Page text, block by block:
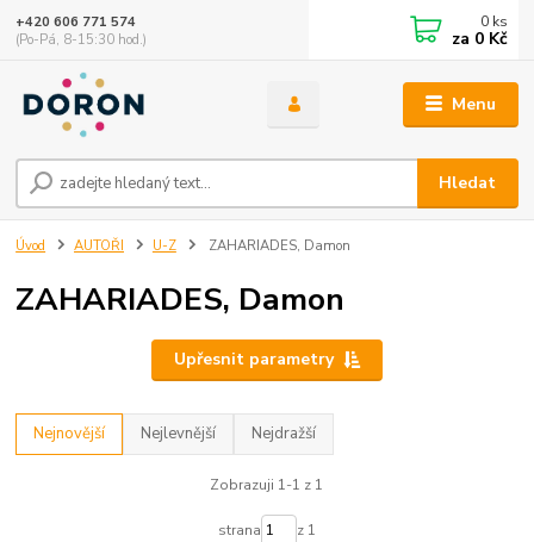
Menu
Hledat
+420 606 771 574
(Po-Pá, 8-15:30 hod.)
0 ks
za 0 Kč
Úvod AUTOŘI U-Z ZAHARIADES, Damon
ZAHARIADES, Damon
Upřesnit parametry
Nejnovější Nejlevnější Nejdražší
Zobrazuji 1-1 z 1
strana z 1